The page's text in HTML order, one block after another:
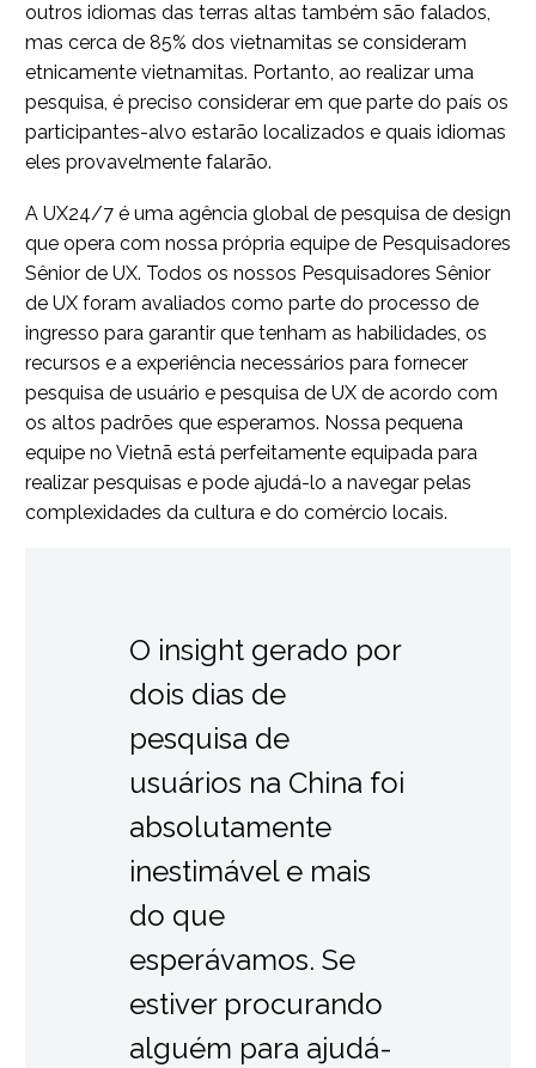
outros idiomas das terras altas também são falados,
mas cerca de 85% dos vietnamitas se consideram
etnicamente vietnamitas. Portanto, ao realizar uma
pesquisa, é preciso considerar em que parte do país os
participantes-alvo estarão localizados e quais idiomas
eles provavelmente falarão.
A UX24/7 é uma agência global de pesquisa de design
que opera com nossa própria equipe de Pesquisadores
Sênior de UX. Todos os nossos Pesquisadores Sênior
de UX foram avaliados como parte do processo de
ingresso para garantir que tenham as habilidades, os
recursos e a experiência necessários para fornecer
pesquisa de usuário e pesquisa de UX de acordo com
os altos padrões que esperamos. Nossa pequena
equipe no Vietnã está perfeitamente equipada para
realizar pesquisas e pode ajudá-lo a navegar pelas
complexidades da cultura e do comércio locais.
O insight gerado por
dois dias de
pesquisa de
usuários na China foi
absolutamente
inestimável e mais
do que
esperávamos. Se
estiver procurando
alguém para ajudá-